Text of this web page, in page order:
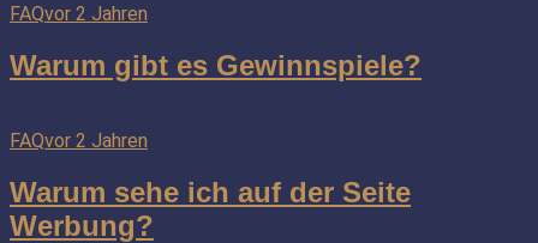
FAQvor 2 Jahren
Warum gibt es Gewinnspiele?
FAQvor 2 Jahren
Warum sehe ich auf der Seite
Werbung?